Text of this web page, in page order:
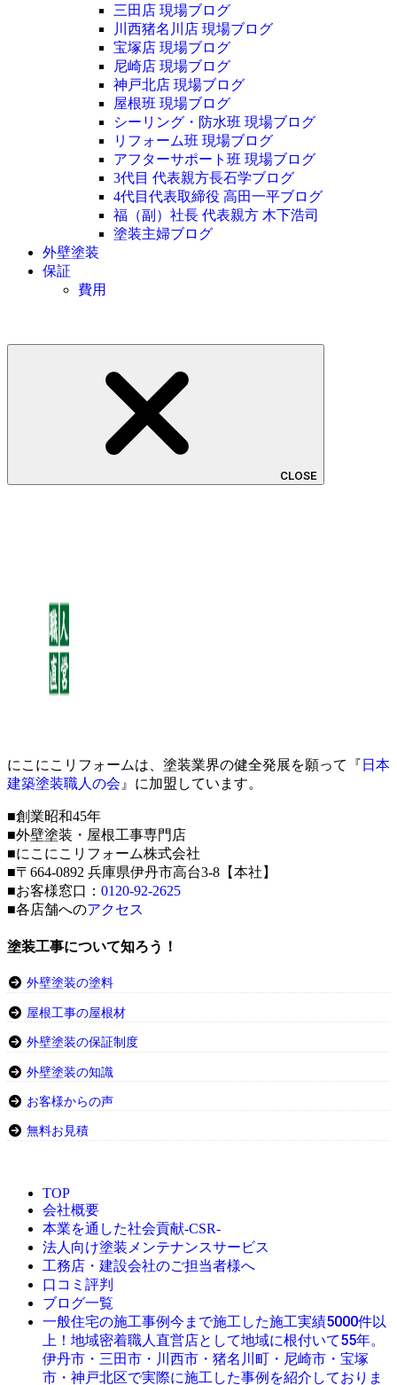
三田店 現場ブログ
川西猪名川店 現場ブログ
宝塚店 現場ブログ
尼崎店 現場ブログ
神戸北店 現場ブログ
屋根班 現場ブログ
シーリング・防水班 現場ブログ
リフォーム班 現場ブログ
アフターサポート班 現場ブログ
3代目 代表親方長石学ブログ
4代目代表取締役 高田一平ブログ
福（副）社長 代表親方 木下浩司
塗装主婦ブログ
外壁塗装
保証
費用
CLOSE
にこにこリフォームは、塗装業界の健全発展を願って『 日本
建築塗装職人の会 』に加盟しています。
■創業昭和45年
■外壁塗装・屋根工事専門店
■にこにこリフォーム株式会社
■〒664-0892 兵庫県伊丹市高台3-8【本社】
■お客様窓口： 0120-92-2625
■各店舗へのアクセス
塗装工事について知ろう！
外壁塗装の塗料
屋根工事の屋根材
外壁塗装の保証制度
外壁塗装の知識
お客様からの声
無料お見積
TOP
会社概要
本業を通した社会貢献-CSR-
法人向け塗装メンテナンスサービス
工務店・建設会社のご担当者様へ
口コミ評判
ブログ一覧
一般住宅の施工事例今まで施工した施工実績5000件以
上！地域密着職人直営店として地域に根付いて55年。
伊丹市・三田市・川西市・猪名川町・尼崎市・宝塚
市・神戸北区で実際に施工した事例を紹介しておりま